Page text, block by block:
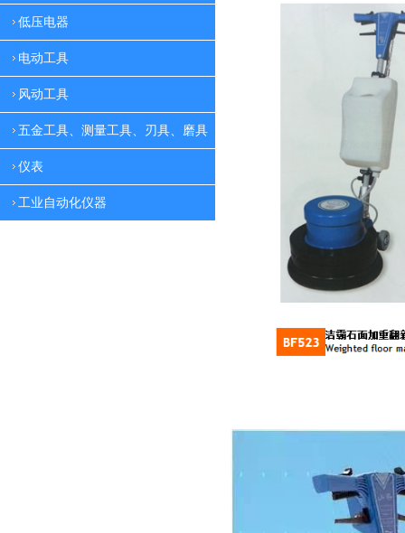
低压电器
电动工具
风动工具
五金工具、测量工具、刃具、磨具
仪表
工业自动化仪器